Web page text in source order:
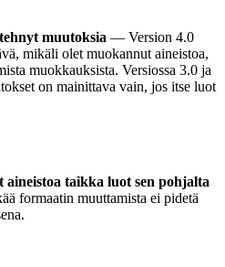
muutoksia — Version 4.0
mikäli olet muokannut aineistoa,
muokkauksista. Versiossa 3.0 ja
on mainittava vain, jos itse luot
taikka luot sen pohjalta
formaatin muuttamista ei pidetä